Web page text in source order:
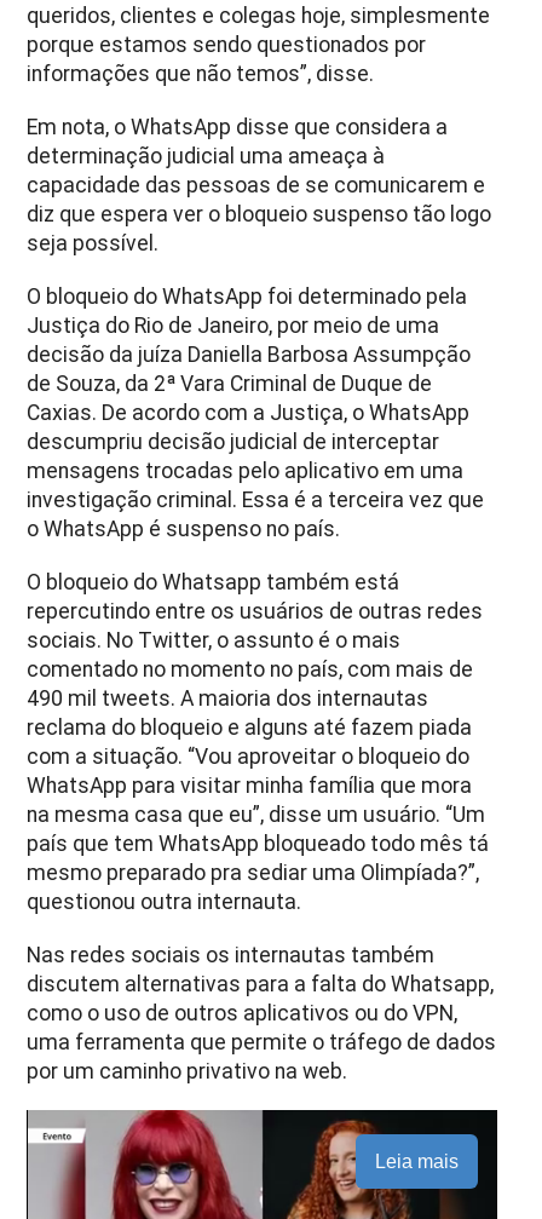
queridos, clientes e colegas hoje, simplesmente
porque estamos sendo questionados por
informações que não temos”, disse.
Em nota, o WhatsApp disse que considera a
determinação judicial uma ameaça à
capacidade das pessoas de se comunicarem e
diz que espera ver o bloqueio suspenso tão logo
seja possível.
O bloqueio do WhatsApp foi determinado pela
Justiça do Rio de Janeiro, por meio de uma
decisão da juíza Daniella Barbosa Assumpção
de Souza, da 2ª Vara Criminal de Duque de
Caxias. De acordo com a Justiça, o WhatsApp
descumpriu decisão judicial de interceptar
mensagens trocadas pelo aplicativo em uma
investigação criminal. Essa é a terceira vez que
o WhatsApp é suspenso no país.
O bloqueio do Whatsapp também está
repercutindo entre os usuários de outras redes
sociais. No Twitter, o assunto é o mais
comentado no momento no país, com mais de
490 mil tweets. A maioria dos internautas
reclama do bloqueio e alguns até fazem piada
com a situação. “Vou aproveitar o bloqueio do
WhatsApp para visitar minha família que mora
na mesma casa que eu”, disse um usuário. “Um
país que tem WhatsApp bloqueado todo mês tá
mesmo preparado pra sediar uma Olimpíada?”,
questionou outra internauta.
Nas redes sociais os internautas também
discutem alternativas para a falta do Whatsapp,
como o uso de outros aplicativos ou do VPN,
uma ferramenta que permite o tráfego de dados
por um caminho privativo na web.
Leia mais